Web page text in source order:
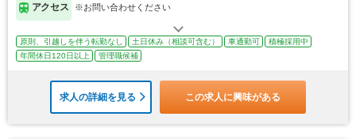
アクセス ※お問い合わせください
原則、引越しを伴う転勤なし 土日休み（相談可含む） 車通勤可
積極採用中
年間休日120日以上
管理職候補
求人の詳細を見る この求人に興味がある